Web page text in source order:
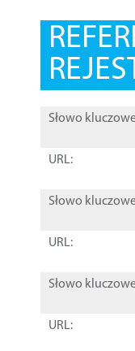
Słowo
URL:
Słowo
URL:
Słowo
URL: